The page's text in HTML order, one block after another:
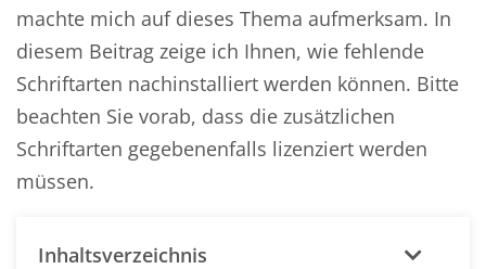
machte mich auf dieses Thema aufmerksam. In
diesem Beitrag zeige ich Ihnen, wie fehlende
Schriftarten nachinstalliert werden können. Bitte
beachten Sie vorab, dass die zusätzlichen
Schriftarten gegebenenfalls lizenziert werden
müssen.
Inhaltsverzeichnis